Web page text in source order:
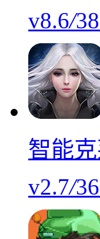
v8.6/
智能
v2.7/